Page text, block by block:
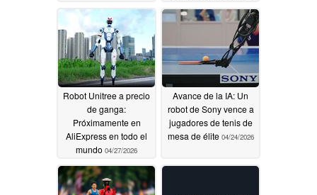
05/13/2026
Robot Unitree a precio
de ganga:
Próximamente en
AliExpress en todo el
mundo 04/27/2026
Avance de la IA: Un
robot de Sony vence a
jugadores de tenis de
mesa de élite 04/24/2026